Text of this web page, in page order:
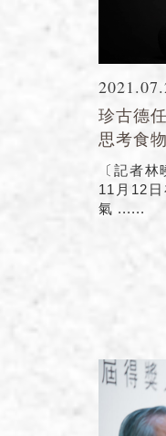
珍古德
思考食
〔記者
11月12
氣 ......